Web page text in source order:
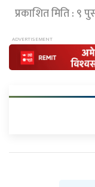
प्रकाशित मिति :